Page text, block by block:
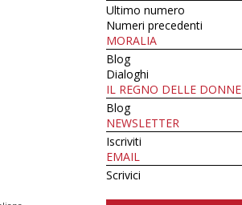
Ultimo numero
Numeri precedenti
MORALIA
Blog
Dialoghi
IL REGNO DELLE DONNE
Blog
NEWSLETTER
Iscriviti
EMAIL
Scrivici